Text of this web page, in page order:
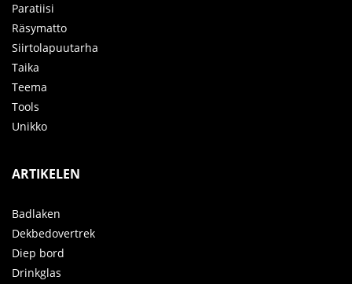
Paratiisi
Räsymatto
Siirtolapuutarha
Taika
Teema
Tools
Unikko
ARTIKELEN
Badlaken
Dekbedovertrek
Diep bord
Drinkglas